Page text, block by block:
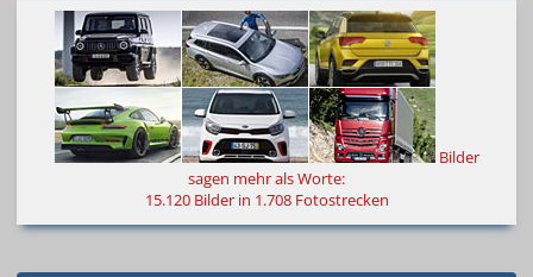
Bilder
sagen mehr als Worte:
15.120 Bilder in 1.708 Fotostrecken